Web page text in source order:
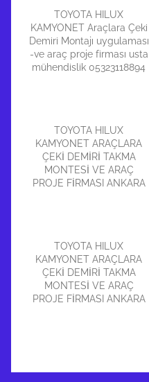
TOYOTA HILUX
KAMYONET Araçlara Çeki
Demiri Montajı uygulaması
-ve araç proje firması usta
mühendislik 05323118894
TOYOTA HILUX
KAMYONET ARAÇLARA
ÇEKİ DEMİRİ TAKMA
MONTESİ VE ARAÇ
PROJE FİRMASI ANKARA
TOYOTA HILUX
KAMYONET ARAÇLARA
ÇEKİ DEMİRİ TAKMA
MONTESİ VE ARAÇ
PROJE FİRMASI ANKARA